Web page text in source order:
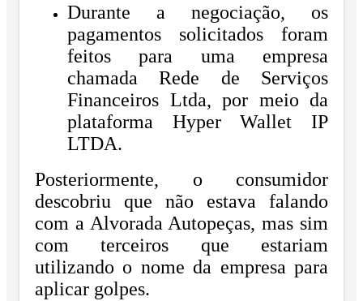
Durante a negociação, os
pagamentos solicitados foram
feitos para uma empresa
chamada Rede de Serviços
Financeiros Ltda, por meio da
plataforma Hyper Wallet IP
LTDA.
Posteriormente, o consumidor
descobriu que não estava falando
com a Alvorada Autopeças, mas sim
com terceiros que estariam
utilizando o nome da empresa para
aplicar golpes.